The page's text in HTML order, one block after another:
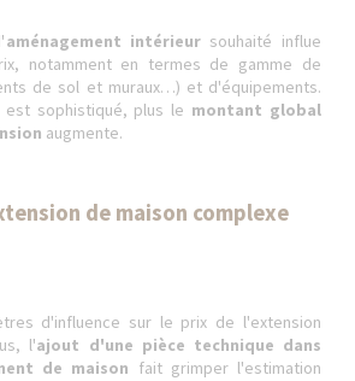
aménagement intérieursouhaité influe
notamment en termes de gamme de
de sol et muraux…) et d'équipements.
est sophistiqué, plus le montant global
augmente.
de maison complexe
d'influence sur le prix de l'extension
l'ajout d'une pièce technique dans
de maison fait grimper l'estimation